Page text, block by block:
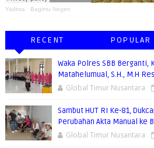
Yaditsa · Bagimu Negeri
RECENT POPULAR
Waka Polres SBB Berganti,
Matahelumual, S.H., M.H
Global Timur Nusantara
Sambut HUT RI Ke-81,
Perubahan Akta Manual ke
Global Timur Nusantara